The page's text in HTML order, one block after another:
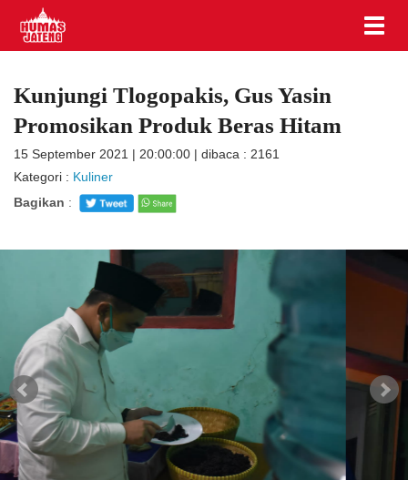
Kunjungi Tlogopakis, Gus Yasin
Promosikan Produk Beras Hitam
15 September 2021 | 20:00:00 | dibaca : 2161
Kategori : Kuliner
Bagikan :